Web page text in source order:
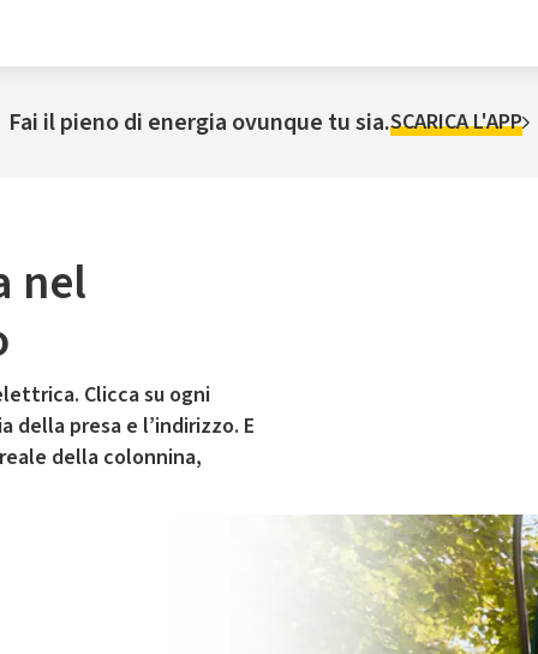
Fai il pieno di energia ovunque tu sia.SCARICA L'APP
nel
Clicca su ogni
presa e l’indirizzo. E
della colonnina,